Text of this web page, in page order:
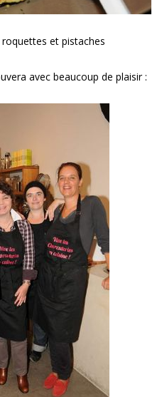
et pistaches
avec beaucoup de plaisir :